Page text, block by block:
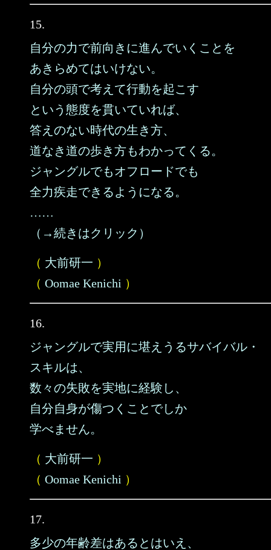
15.
自分の力で前向きに進んでいくことを
あきらめてはいけない。
自分の頭で考えて行動を起こす
という態度を貫いていれば、
答えのない時代の生き方、
道なき道の歩き方もわかってくる。
ジャングルでもオフロードでも
全力疾走できるようになる。
……
（→続きはクリック）
（ 大前研一 ）
（ Oomae Kenichi ）
16.
ジャングルで実用に堪えうるサバイバル・
スキルは、
数々の失敗を実地に経験し、
自分自身が傷つくことでしか
学べません。
（ 大前研一 ）
（ Oomae Kenichi ）
17.
多少の年齢差はあるとはいえ、